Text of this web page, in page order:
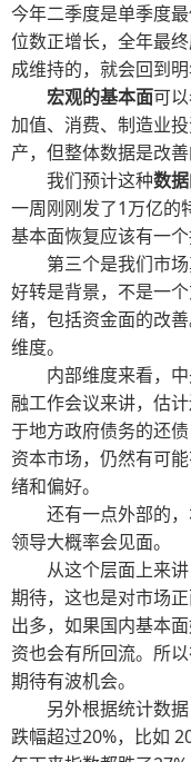
今年二季度是单季度
位数正增长，全年最
成维持的，就会回到
宏观的基本面可
加值、消费、制造业
产，但整体数据是改善
我们预计这种数
一周刚刚发了1万亿的
基本面恢复应该有一个
第三个是我们市
好转是背景，不是一
绪，包括资金面的改
维度。
内部维度来看，
融工作会议来讲，估
于地方政府债务的还
资本市场，仍然有可
绪和偏好。
还有一点外部的
领导大概率会见面。
从这个层面上来
期待，这也是对市场
出多，如果国内基本
资也会有所回流。所
期待有波机会。
另外根据统计数
跌幅超过20%，比如